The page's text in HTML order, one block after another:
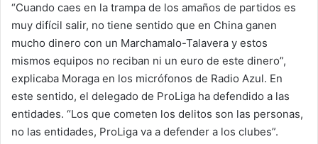
“Cuando caes en la trampa de los amaños de partidos es
muy difícil salir, no tiene sentido que en China ganen
mucho dinero con un Marchamalo-Talavera y estos
mismos equipos no reciban ni un euro de este dinero”,
explicaba Moraga en los micrófonos de Radio Azul. En
este sentido, el delegado de ProLiga ha defendido a las
entidades. “Los que cometen los delitos son las personas,
no las entidades, ProLiga va a defender a los clubes”.